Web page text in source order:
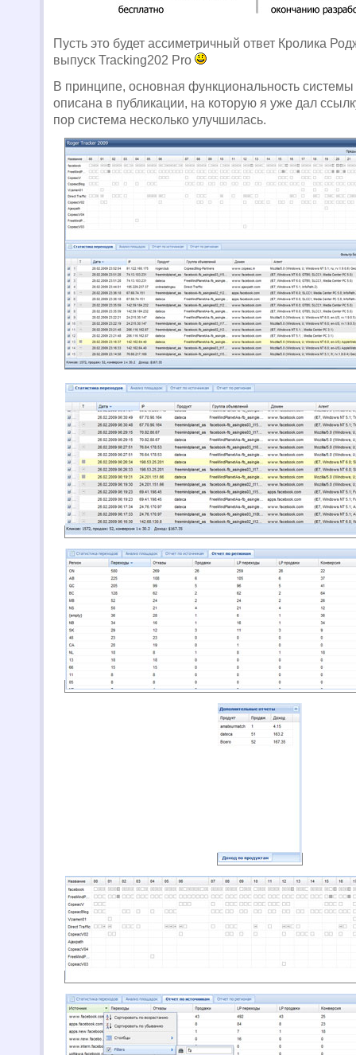
Пусть это будет ассиметричный ответ Кролика
выпуск Tracking202 Pro
В принципе, основная функциональность
описана в публикации, на которую я уже дал
пор система несколько улучшилась.